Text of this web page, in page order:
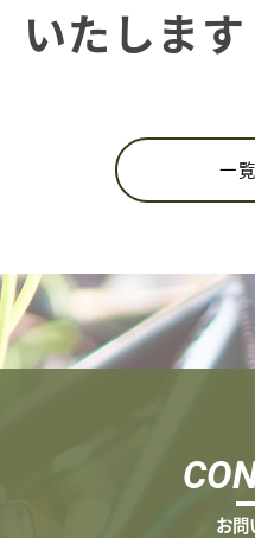
いたします
一
お問